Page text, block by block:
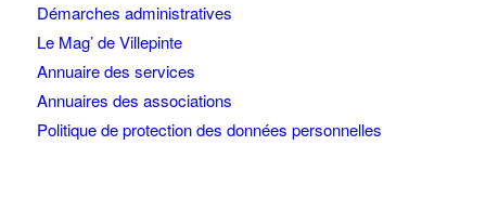
Démarches administratives
Le Mag’ de Villepinte
Annuaire des services
Annuaires des associations
Politique de protection des données personnelles